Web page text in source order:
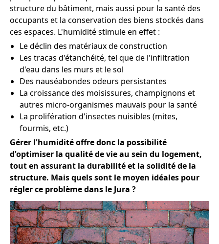
structure du bâtiment, mais aussi pour la santé des
occupants et la conservation des biens stockés dans
ces espaces. L'humidité stimule en effet :
Le déclin des matériaux de construction
Les tracas d'étanchéité, tel que de l'infiltration
d'eau dans les murs et le sol
Des nauséabondes odeurs persistantes
La croissance des moisissures, champignons et
autres micro-organismes mauvais pour la santé
La prolifération d'insectes nuisibles (mites,
fourmis, etc.)
Gérer l'humidité offre donc la possibilité
d'optimiser la qualité de vie au sein du logement,
tout en assurant la durabilité et la solidité de la
structure. Mais quels sont le moyen idéales pour
régler ce problème dans le Jura ?